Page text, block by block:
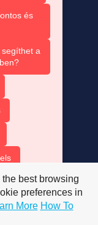
és
a
best browsing
preferences in
More How To